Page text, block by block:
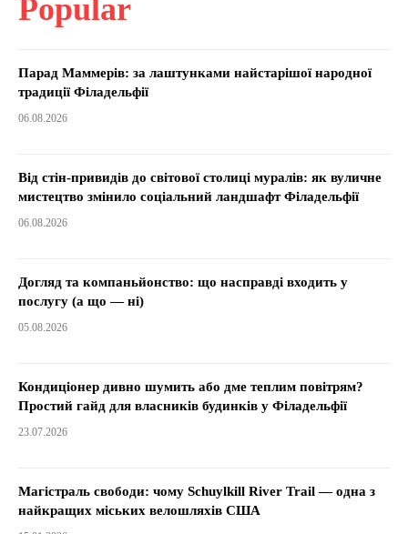
Popular
Парад Маммерів: за лаштунками найстарішої народної
традиції Філадельфії
06.08.2026
Від стін-привидів до світової столиці муралів: як вуличне
мистецтво змінило соціальний ландшафт Філадельфії
06.08.2026
Догляд та компаньйонство: що насправді входить у
послугу (а що — ні)
05.08.2026
Кондиціонер дивно шумить або дме теплим повітрям?
Простий гайд для власників будинків у Філадельфії
23.07.2026
Магістраль свободи: чому Schuylkill River Trail — одна з
найкращих міських велошляхів США